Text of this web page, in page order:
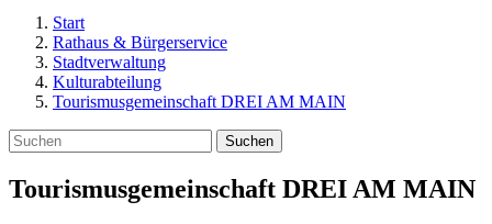
Start
Rathaus & Bürgerservice
Stadtverwaltung
Kulturabteilung
Tourismusgemeinschaft DREI AM MAIN
Suchen
Tourismusgemeinschaft DREI AM MAIN